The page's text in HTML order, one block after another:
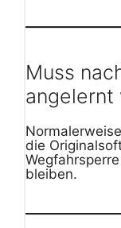
Muss
angelernt
die
bleiben.